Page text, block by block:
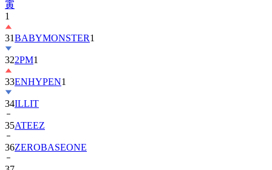
31
322PM1
33ENHYPEN
34ILLIT
35ATEEZ
36ZEROBASEONE
37
金